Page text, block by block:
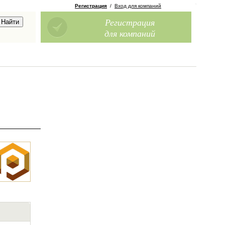
Регистрация / Вход для компаний
Регистрация
для компаний